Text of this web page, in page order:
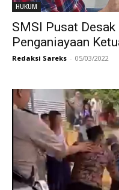
HUKUM
SMSI Pusat
Penganiayaan
Redaksi Sareks - 05/03/2022